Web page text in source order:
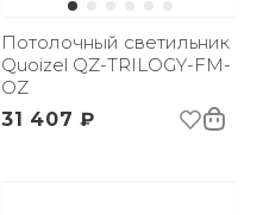
Потолочный светильник
Quoizel QZ-TRILOGY-FM-
OZ
31 407 ₽